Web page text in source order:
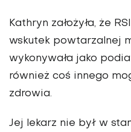
Kathryn założyła, że
wskutek powtarzalnej
wykonywała jako
również coś innego
zdrowia.
Jej lekarz nie był w